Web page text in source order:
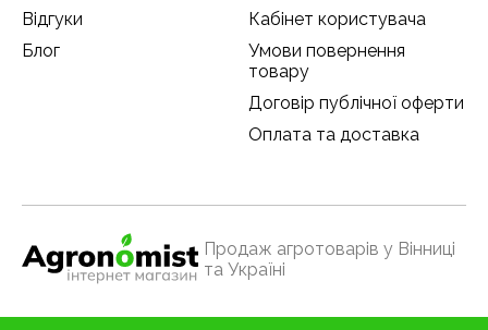
Відгуки
Блог
Кабінет користувача
Умови повернення
товару
Договір публічної оферти
Оплата та доставка
Продаж агротоварів у Вінниці
та Україні